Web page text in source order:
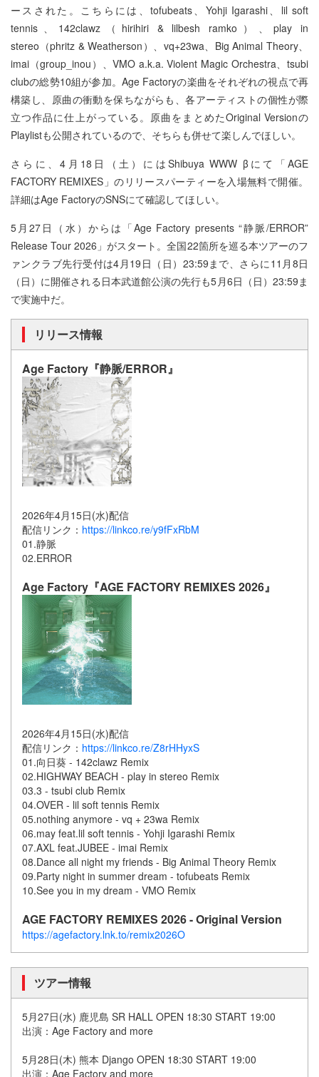
ースされた。こちらには、tofubeats、Yohji Igarashi、lil soft
tennis、142clawz（hirihiri & lilbesh ramko）、play in
stereo（phritz & Weatherson）、vq+23wa、Big Animal Theory、
imai（group_inou）、VMO a.k.a. Violent Magic Orchestra、tsubi
clubの総勢10組が参加。Age Factoryの楽曲をそれぞれの視点で再
構築し、原曲の衝動を保ちながらも、各アーティストの個性が際
立つ作品に仕上がっている。原曲をまとめたOriginal Versionの
Playlistも公開されているので、そちらも併せて楽しんでほしい。
さらに、4月18日（土）にはShibuya WWW βにて「AGE
FACTORY REMIXES」のリリースパーティーを入場無料で開催。
詳細はAge FactoryのSNSにて確認してほしい。
5月27日（水）からは「Age Factory presents “静脈/ERROR”
Release Tour 2026」がスタート。全国22箇所を巡る本ツアーのフ
ァンクラブ先行受付は4月19日（日）23:59まで、さらに11月8日
（日）に開催される日本武道館公演の先行も5月6日（日）23:59ま
で実施中だ。
リリース情報
Age Factory『静脈/ERROR』
2026年4月15日(水)配信
配信リンク： https://linkco.re/y9fFxRbM
01.静脈
02.ERROR
Age Factory『AGE FACTORY REMIXES 2026』
2026年4月15日(水)配信
配信リンク： https://linkco.re/Z8rHHyxS
01.向日葵 - 142clawz Remix
02.HIGHWAY BEACH - play in stereo Remix
03.3 - tsubi club Remix
04.OVER - lil soft tennis Remix
05.nothing anymore - vq + 23wa Remix
06.may feat.lil soft tennis - Yohji Igarashi Remix
07.AXL feat.JUBEE - imai Remix
08.Dance all night my friends - Big Animal Theory Remix
09.Party night in summer dream - tofubeats Remix
10.See you in my dream - VMO Remix
AGE FACTORY REMIXES 2026 - Original Version
https://agefactory.lnk.to/remix2026O
ツアー情報
5月27日(水) 鹿児島 SR HALL OPEN 18:30 START 19:00
出演：Age Factory and more
5月28日(木) 熊本 Django OPEN 18:30 START 19:00
出演：Age Factory and more